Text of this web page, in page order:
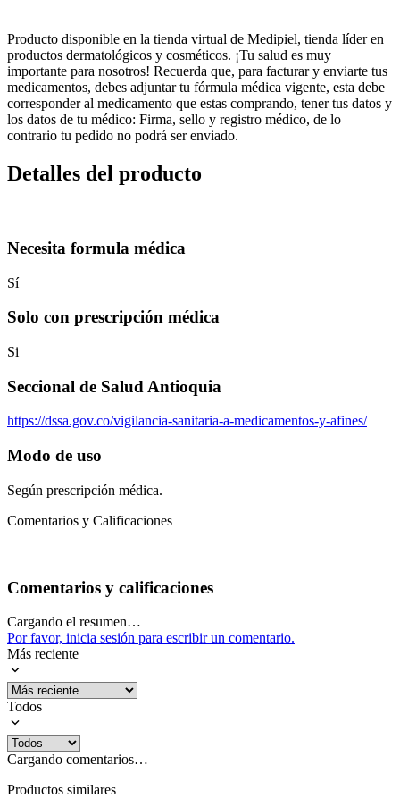
Producto disponible en la tienda virtual de Medipiel, tienda líder en
productos dermatológicos y cosméticos. ¡Tu salud es muy
importante para nosotros! Recuerda que, para facturar y enviarte tus
medicamentos, debes adjuntar tu fórmula médica vigente, esta debe
corresponder al medicamento que estas comprando, tener tus datos y
los datos de tu médico: Firma, sello y registro médico, de lo
contrario tu pedido no podrá ser enviado.
Detalles del producto
Necesita formula médica
Sí
Solo con prescripción médica
Si
Seccional de Salud Antioquia
https://dssa.gov.co/vigilancia-sanitaria-a-medicamentos-y-afines/
Modo de uso
Según prescripción médica.
Comentarios y Calificaciones
Comentarios y calificaciones
Cargando el resumen…
Por favor, inicia sesión para escribir un comentario.
Más reciente
Todos
Cargando comentarios…
Productos similares